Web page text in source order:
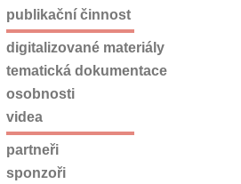
publikační činnost
digitalizované materiály
tematická dokumentace
osobnosti
videa
partneři
sponzoři